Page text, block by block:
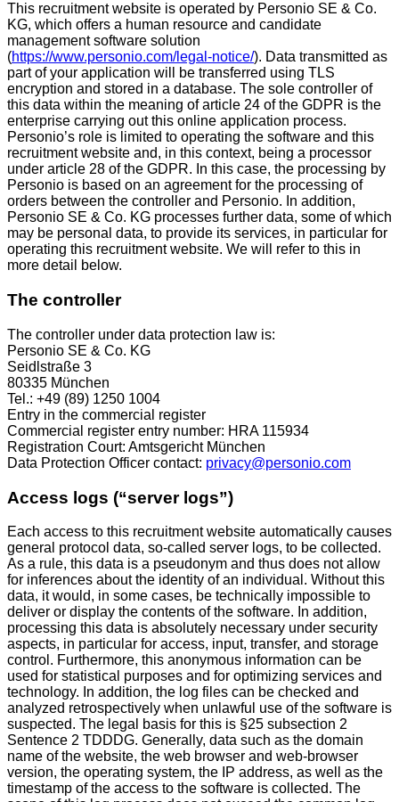
This recruitment website is operated by Personio SE & Co.
KG, which offers a human resource and candidate
management software solution
(https://www.personio.com/legal-notice/). Data transmitted as
part of your application will be transferred using TLS
encryption and stored in a database. The sole controller of
this data within the meaning of article 24 of the GDPR is the
enterprise carrying out this online application process.
Personio’s role is limited to operating the software and this
recruitment website and, in this context, being a processor
under article 28 of the GDPR. In this case, the processing by
Personio is based on an agreement for the processing of
orders between the controller and Personio. In addition,
Personio SE & Co. KG processes further data, some of which
may be personal data, to provide its services, in particular for
operating this recruitment website. We will refer to this in
more detail below.
The controller
The controller under data protection law is:
Personio SE & Co. KG
Seidlstraße 3
80335 München
Tel.: +49 (89) 1250 1004
Entry in the commercial register
Commercial register entry number: HRA 115934
Registration Court: Amtsgericht München
Data Protection Officer contact: privacy@personio.com
Access logs (“server logs”)
Each access to this recruitment website automatically causes
general protocol data, so-called server logs, to be collected.
As a rule, this data is a pseudonym and thus does not allow
for inferences about the identity of an individual. Without this
data, it would, in some cases, be technically impossible to
deliver or display the contents of the software. In addition,
processing this data is absolutely necessary under security
aspects, in particular for access, input, transfer, and storage
control. Furthermore, this anonymous information can be
used for statistical purposes and for optimizing services and
technology. In addition, the log files can be checked and
analyzed retrospectively when unlawful use of the software is
suspected. The legal basis for this is §25 subsection 2
Sentence 2 TDDDG. Generally, data such as the domain
name of the website, the web browser and web-browser
version, the operating system, the IP address, as well as the
timestamp of the access to the software is collected. The